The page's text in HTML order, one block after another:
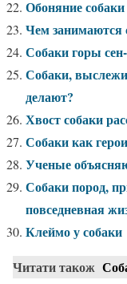
Обоняние
Чем занимаются
Собаки горы
Собаки,
делают?
Хвост собаки
Собаки как
Ученые
Собаки пород,
повседневная
Клеймо у собаки
Читати також